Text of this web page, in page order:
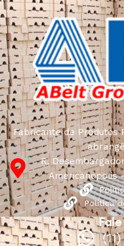
Fabricante de Produtos
R.
Americanópolis
Política